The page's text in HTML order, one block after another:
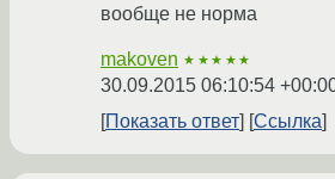
вообще не норма
makoven ★★★★★
30.09.2015 06:10:54
Показать ответ Ссылка